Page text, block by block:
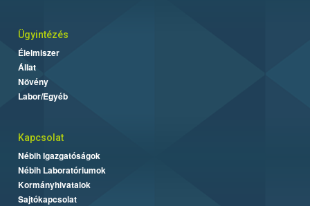
Ügyintézés
Élelmiszer
Állat
Növény
Labor/Egyéb
Kapcsolat
Nébih Igazgatóságok
Nébih Laboratóriumok
Kormányhivatalok
Sajtókapcsolat